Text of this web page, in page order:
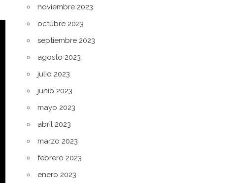
noviembre 2023
octubre 2023
septiembre 2023
agosto 2023
julio 2023
junio 2023
mayo 2023
abril 2023
marzo 2023
febrero 2023
enero 2023